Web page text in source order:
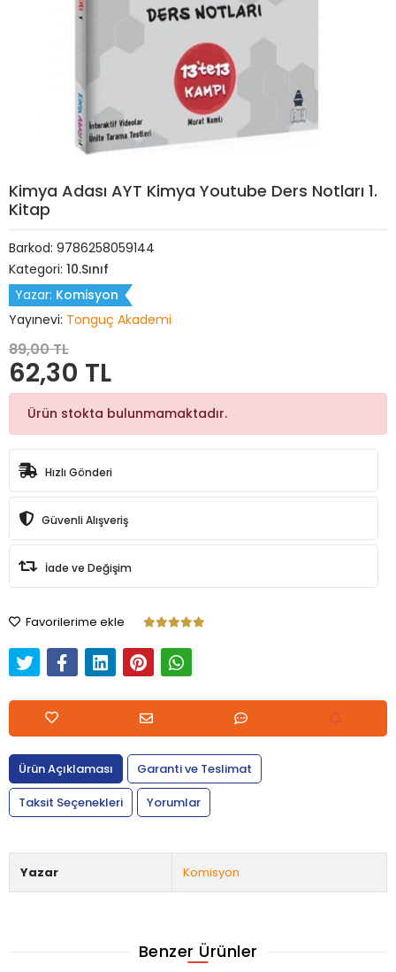
Kimya Adası AYT Kimya Youtube Ders Notları 1.
Kitap
Barkod: 9786258059144
Kategori: 10.Sınıf
Yazar: Komisyon
Yayınevi: Tonguç Akademi
89,00 TL
62,30 TL
Ürün stokta bulunmamaktadır.
Hızlı Gönderi
Güvenli Alışveriş
İade ve Değişim
Favorilerime ekle
Ürün Açıklaması
Garanti ve Teslimat
Taksit Seçenekleri
Yorumlar
Yazar Komisyon
Benzer Ürünler